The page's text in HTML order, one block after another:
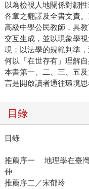
以為檢視人地關係對韌
各章之翻譯及全書文責。
高級中學公民教師，具
交互生成，並以現象學
現；以法學的規範判準
何以「在世存有」理解
本書第一、二、三、五
言是開啟讀者通往環境思
目錄
目錄
推薦序一 地理學在臺灣
伸
推薦序二／宋郁玲